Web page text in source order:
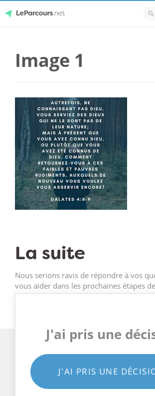
contentImage 1
La suite
Nous serions ravis de répondre à vos
vous aider dans les prochaines étapes
J'ai pris une
J'AI PRIS UNE